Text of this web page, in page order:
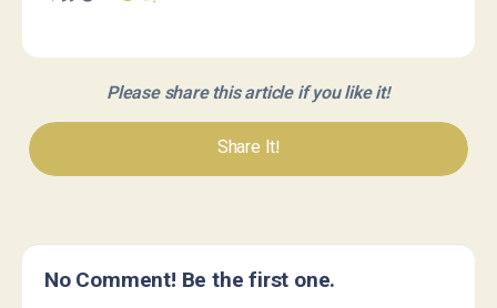
Please share this article if you like it!
Share It!
No Comment! Be the first one.